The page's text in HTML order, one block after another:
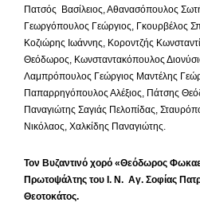
Πατσός Βασίλειος, Αθανασόπουλος
Γεωργόπουλος Γεώργιος, Γκουρβέλος
Κοζιώρης Ιωάννης, Κοροντζής
Θεόδωρος, Κωνσταντακόπουλος
Λαμπρόπουλος Γεώργιος Μαντέλης
Παπαρρηγόπουλος Αλέξιος, Πάτσης
Παναγιώτης Σαγιάς Πελοπίδας,
Νικόλαος, Χαλκίδης Παναγιώτης.
Τον Βυζαντινό χορό «Θεόδωρος
Πρωτοψάλτης του Ι. Ν. Αγ. Σοφίας
Θεοτοκάτος.